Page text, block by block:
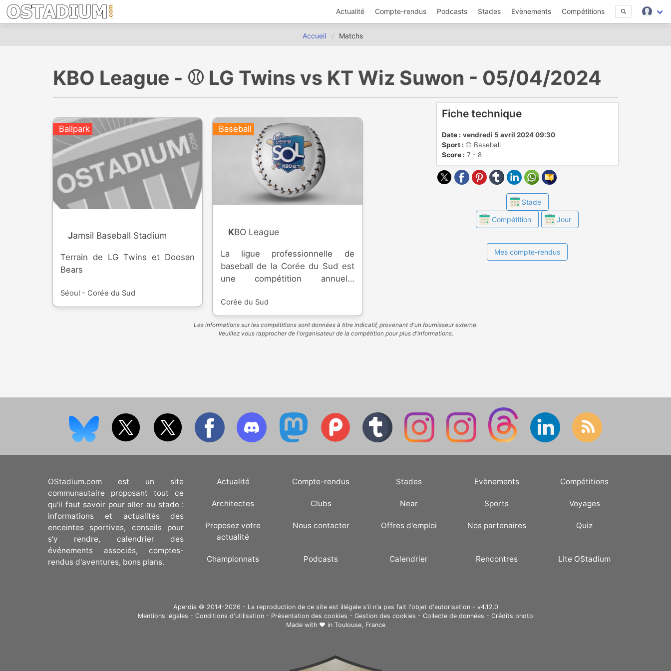
Actualité Compte-rendus Podcasts Stades Evènements Compétitions
Accueil Matchs
KBO League - ⚾️ LG Twins vs KT Wiz Suwon - 05/04/2024
Ballpark
Jamsil Baseball Stadium
Terrain de LG Twins et Doosan
Bears
Séoul - Corée du Sud
Baseball
KBO League
La ligue professionnelle de
baseball de la Corée du Sud est
une compétition annuelle
équipes du pays. La ligue a été
fondée en 1982. L'équipe la plus
titrée est le Kia Tigers avec 11
Corée du Sud
Fiche technique
Date : vendredi 5 avril 2024 09:30
Sport : ⚾️ Baseball
Score : 7 - 8
Stade
Compétition Jour
Mes compte-rendus
Les informations sur les compétitions sont données à titre indicatif, provenant d'un fournisseur externe.
Veuillez vous rapprocher de l'organisateur de la compétition pour plus d'informations.
OStadium.com est un site
communautaire proposant tout ce
qu'il faut savoir pour aller au stade :
informations et actualités des
enceintes sportives, conseils pour
s'y rendre, calendrier des
événements associés, comptes-
rendus d'aventures, bons plans.
Actualité Compte-rendus Stades Evènements Compétitions
Architectes Clubs Near Sports Voyages
Proposez votre
actualité
Nous contacter Offres d'emploi Nos partenaires Quiz
Championnats Podcasts Calendrier Rencontres Lite OStadium
Aperdia © 2014-2026 - La reproduction de ce site est illégale s'il n'a pas fait l'objet d'autorisation - v4.12.0
Mentions légales - Conditions d'utilisation - Présentation des cookies - Gestion des cookies - Collecte de données - Crédits photo
Made with ❤ in Toulouse, France